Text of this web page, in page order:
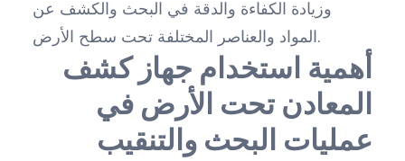
وزيادة الكفاءة والدقة في البحث والكشف عن
المواد والعناصر المختلفة تحت سطح الأرض.
أهمية استخدام جهاز كشف
المعادن تحت الأرض في
عمليات البحث والتنقيب